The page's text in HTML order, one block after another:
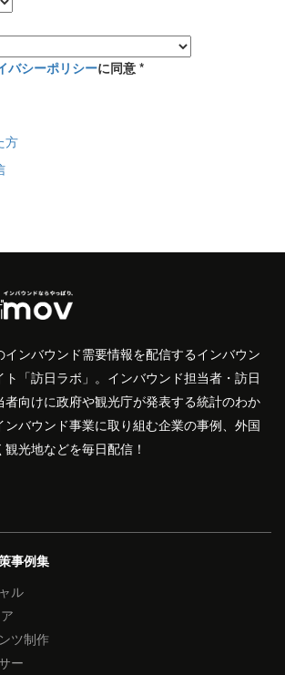
バシーポリシーに同意 *
方
ンバウンド需要情報を配信するインバウン
ト「訪日ラボ」。インバウンド担当者・訪日
者向けに政府や観光庁が発表する統計のわか
ンバウンド事業に取り組む企業の事例、外国
光地などを毎日配信！
事例集
ル
ツ制作
ー